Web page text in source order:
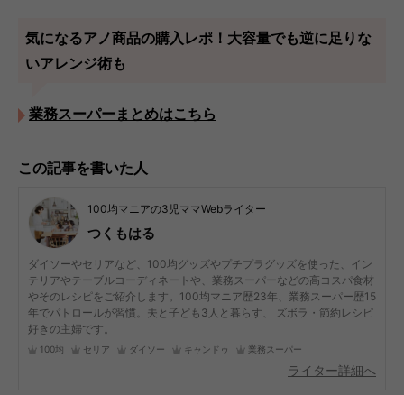
気になるアノ商品の購入レポ！大容量でも逆に足りな
いアレンジ術も
業務スーパーまとめはこちら
この記事を書いた人
100均マニアの3児ママWebライター
つくもはる
ダイソーやセリアなど、100均グッズやプチプラグッズを使った、イン
テリアやテーブルコーディネートや、業務スーパーなどの高コスパ食材
やそのレシピをご紹介します。100均マニア歴23年、業務スーパー歴15
年でパトロールが習慣。夫と子ども3人と暮らす、 ズボラ・節約レシピ
好きの主婦です。
100均 セリア ダイソー キャンドゥ 業務スーパー
ライター詳細へ